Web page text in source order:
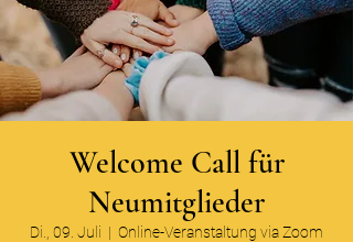
Welcome Call für
Neumitglieder
Di., 09. Juli
  |
Online-Veranstaltung via Zoom